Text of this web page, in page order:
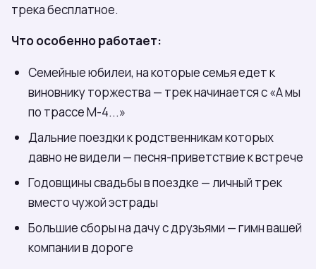
трека бесплатное.
Что особенно работает:
Семейные юбилеи, на которые семья едет к
виновнику торжества — трек начинается с «А мы
по трассе М-4...»
Дальние поездки к родственникам которых
давно не видели — песня-приветствие к встрече
Годовщины свадьбы в поездке — личный трек
вместо чужой эстрады
Большие сборы на дачу с друзьями — гимн вашей
компании в дороге